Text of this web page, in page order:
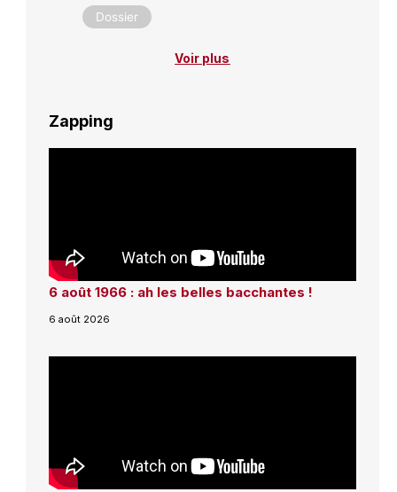
Dossier
Voir plus
Zapping
6 août 1966 : ah les belles bacchantes !
6 août 2026